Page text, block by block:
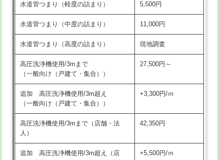
洗面台設置 38,500円
化粧台設置 22,000円
追加人工 16,500円
廃棄・処分 現場見積
※給水管工事は20mmまでの価格です。
交換・取付(排水栓・排水トラップ
22,000円+材料費
持込商品取付（混合水栓）
持込商品取付（浄水器・分岐水栓） 16,500円
業）
水道管つまり（軽度の詰まり） 5,500円
水道管つまり（中度の詰まり） 11,000円
水道管つまり（高度の詰まり） 現地調査
高圧洗浄機使用/3mまで
（一般向け（戸建て・集合））
27,500円～
追加 高圧洗浄機使用/3m超え
（一般向け（戸建て・集合））
+3,300円/ｍ
高圧洗浄機使用/3mまで（店舗・法
人）
42,350円
追加 高圧洗浄機使用/3m超え（店
+5,500円/ｍ